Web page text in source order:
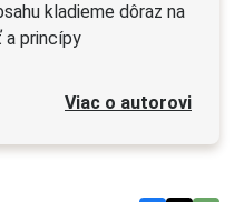
kladieme dôraz na
princípy
Viac o autorovi